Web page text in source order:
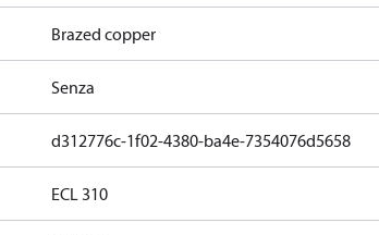
Brazed copper
Senza
d312776c-1f02-4380-ba4e-7354076d5658
ECL 310